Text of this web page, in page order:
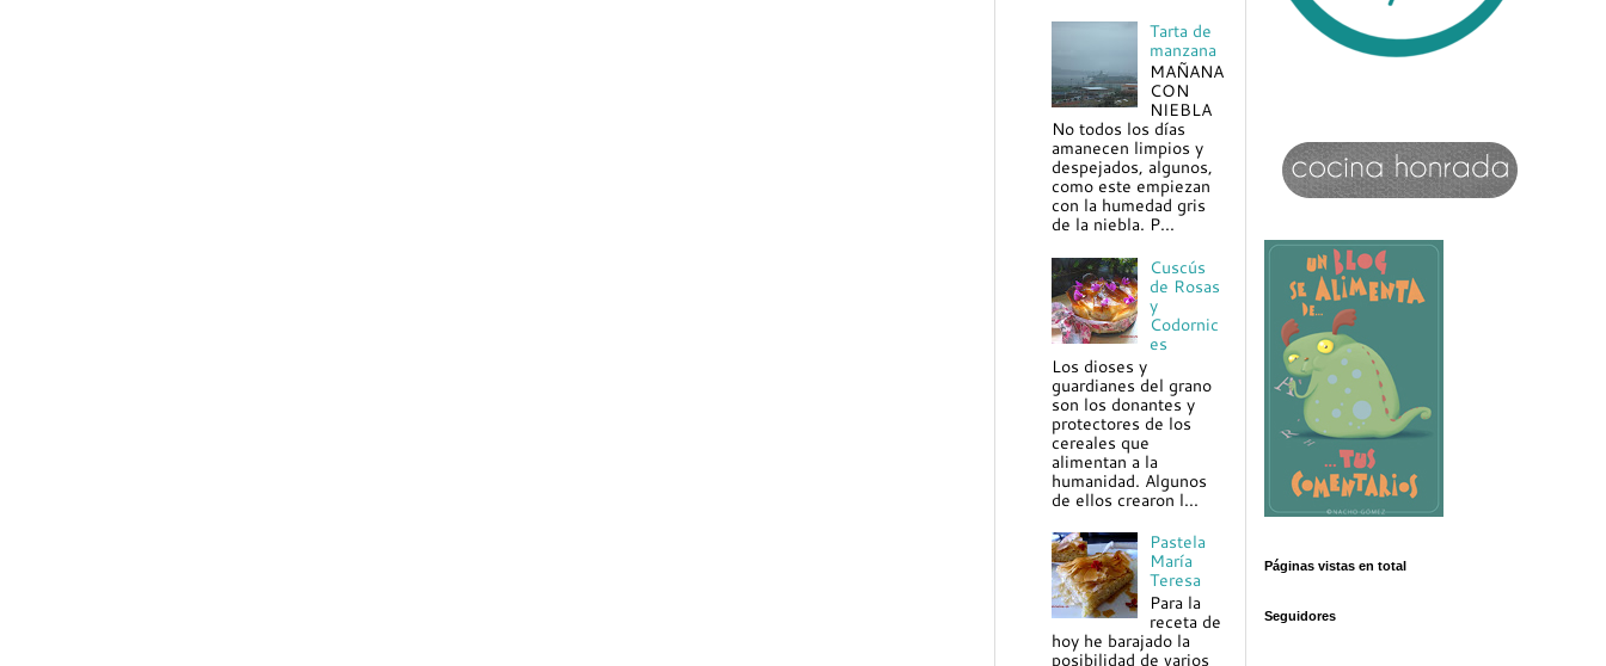
Tarta de
manzana
MAÑANA
CON
NIEBLA
No todos los días
amanecen limpios y
despejados, algunos,
como este empiezan
con la humedad gris
de la niebla. P...
Cuscús
de Rosas
y
Codornic
es
Los dioses y
guardianes del grano
son los donantes y
protectores de los
cereales que
alimentan a la
humanidad. Algunos
de ellos crearon l...
Pastela
María
Teresa
Para la
receta de
hoy he barajado la
posibilidad de varios
Páginas vistas en total
Seguidores